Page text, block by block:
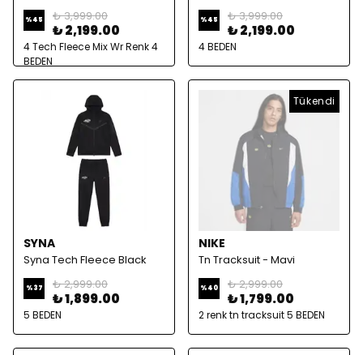
%45 ₺ 3,999.00
₺ 2,199.00
4 Tech Fleece Mix Wr Renk 4
BEDEN
%45 ₺ 3,999.00
₺ 2,199.00
4 BEDEN
SYNA
Syna Tech Fleece Black
%37 ₺ 2,999.00
₺ 1,899.00
5 BEDEN
Tükendi
NIKE
Tn Tracksuit - Mavi
%40 ₺ 2,999.00
₺ 1,799.00
2 renk tn tracksuit 5 BEDEN